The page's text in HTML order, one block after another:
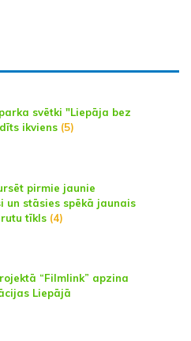
svētki "Liepāja bez
ikviens (5)
pirmie jaunie
un stāsies spēkā jaunais
tīkls (4)
“Filmlink” apzina
Liepājā